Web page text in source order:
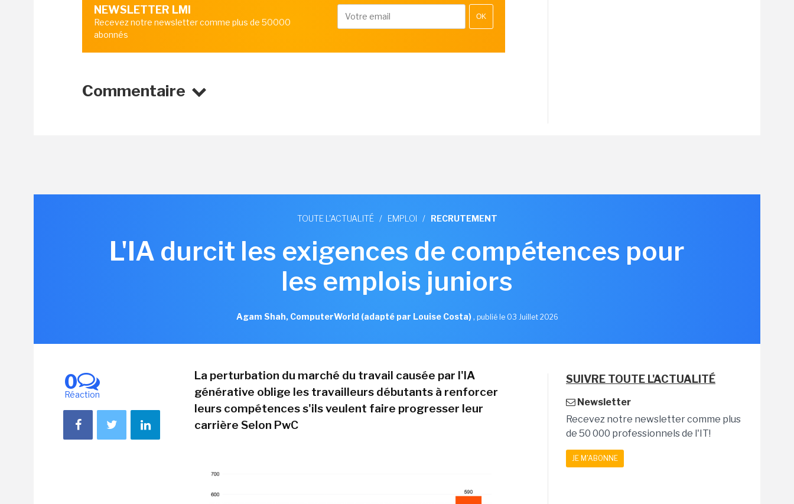
NEWSLETTER LMI
Recevez notre newsletter comme plus de 50000
abonnés
OK
Commentaire
TOUTE L'ACTUALITÉ / EMPLOI / RECRUTEMENT
L'IA durcit les exigences de compétences pour
les emplois juniors
Agam Shah, ComputerWorld (adapté par Louise Costa), publié le 03 Juillet 2026
0
Réaction
La perturbation du marché du travail causée par l'IA
générative oblige les travailleurs débutants à renforcer
leurs compétences s'ils veulent faire progresser leur
carrière Selon PwC
SUIVRE TOUTE L'ACTUALITÉ
Newsletter
Recevez notre newsletter comme plus
de 50 000 professionnels de l'IT!
JE M'ABONNE